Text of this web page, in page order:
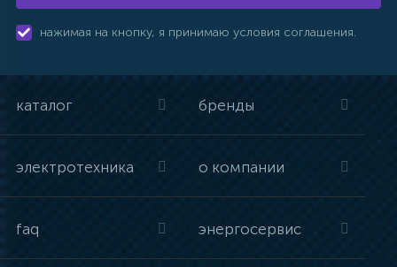
нажимая на кнопку, я принимаю условия соглашения.
каталог бренды
электротехника о компании
faq энергосервис